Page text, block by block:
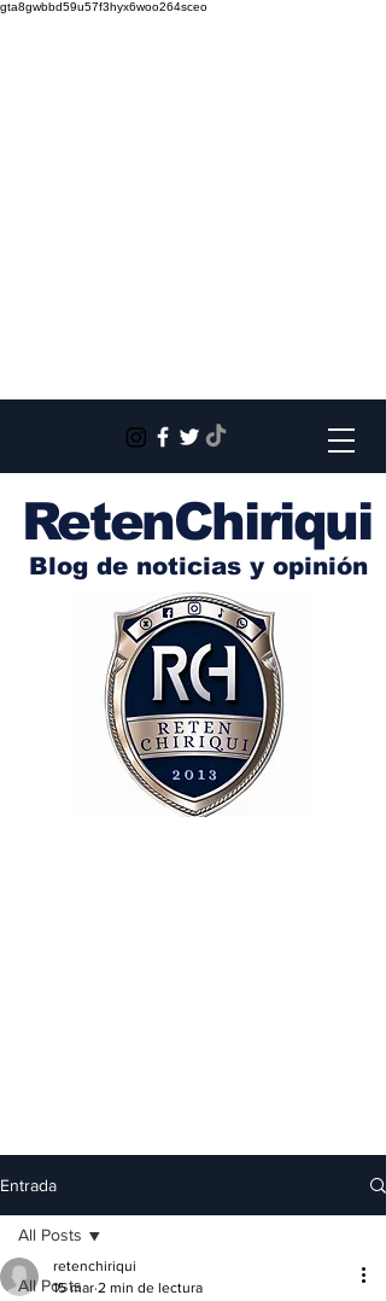
gta8gwbbd59u57f3hyx6woo264sceo
RetenChiriqui
Blog de noticias y opinión
Entrada
All Posts
All Posts
retenchiriqui
15 mar 2 min de lectura